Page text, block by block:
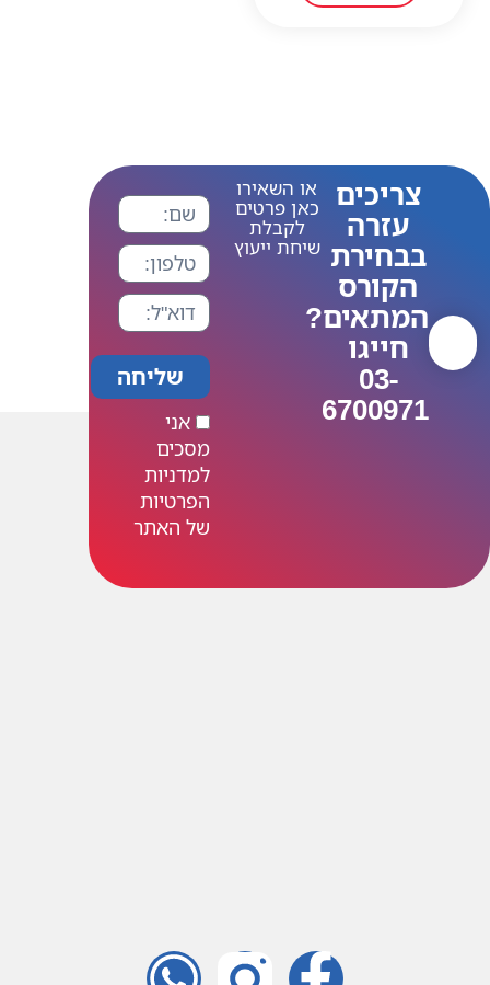
צריכים
עזרה
בבחירת
הקורס
המתאים?
חייגו
03-
6700971
או השאירו
כאן פרטים
לקבלת
שיחת ייעוץ
אני
מסכים
למדניות
הפרטיות
של האתר
שליחה